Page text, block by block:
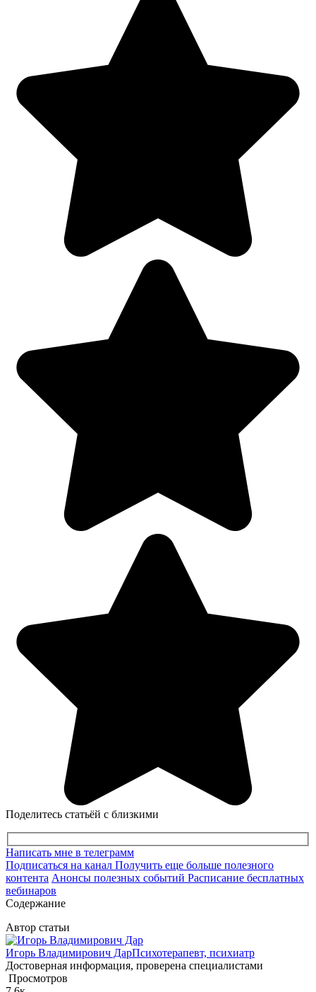
Поделитесь статьёй с близкими
Написать мне в телеграмм
Подписаться на канал Получить еще больше полезного
контента Анонсы полезных событий Расписание бесплатных
вебинаров
Содержание
Автор статьи
Игорь Владимирович ДарПсихотерапевт, психиатр
Достоверная информация, проверена специалистами
Просмотров